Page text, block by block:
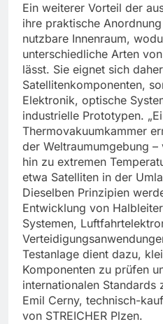
Ein weiterer Vorteil der
ihre praktische
nutzbare Innenraum,
unterschiedliche Arten
lässt. Sie eignet sich
Satellitenkomponenten,
Elektronik, optische
industrielle Prototypen.
Thermovakuumkammer
der Weltraumumgebung
hin zu extremen
etwa Satelliten in der
Dieselben Prinzipien
Entwicklung von
Systemen,
Testanlage dient dazu,
Komponenten zu prüfen
internationalen Standards
Emil Cerny, technisch-
von STREICHER Plzen.